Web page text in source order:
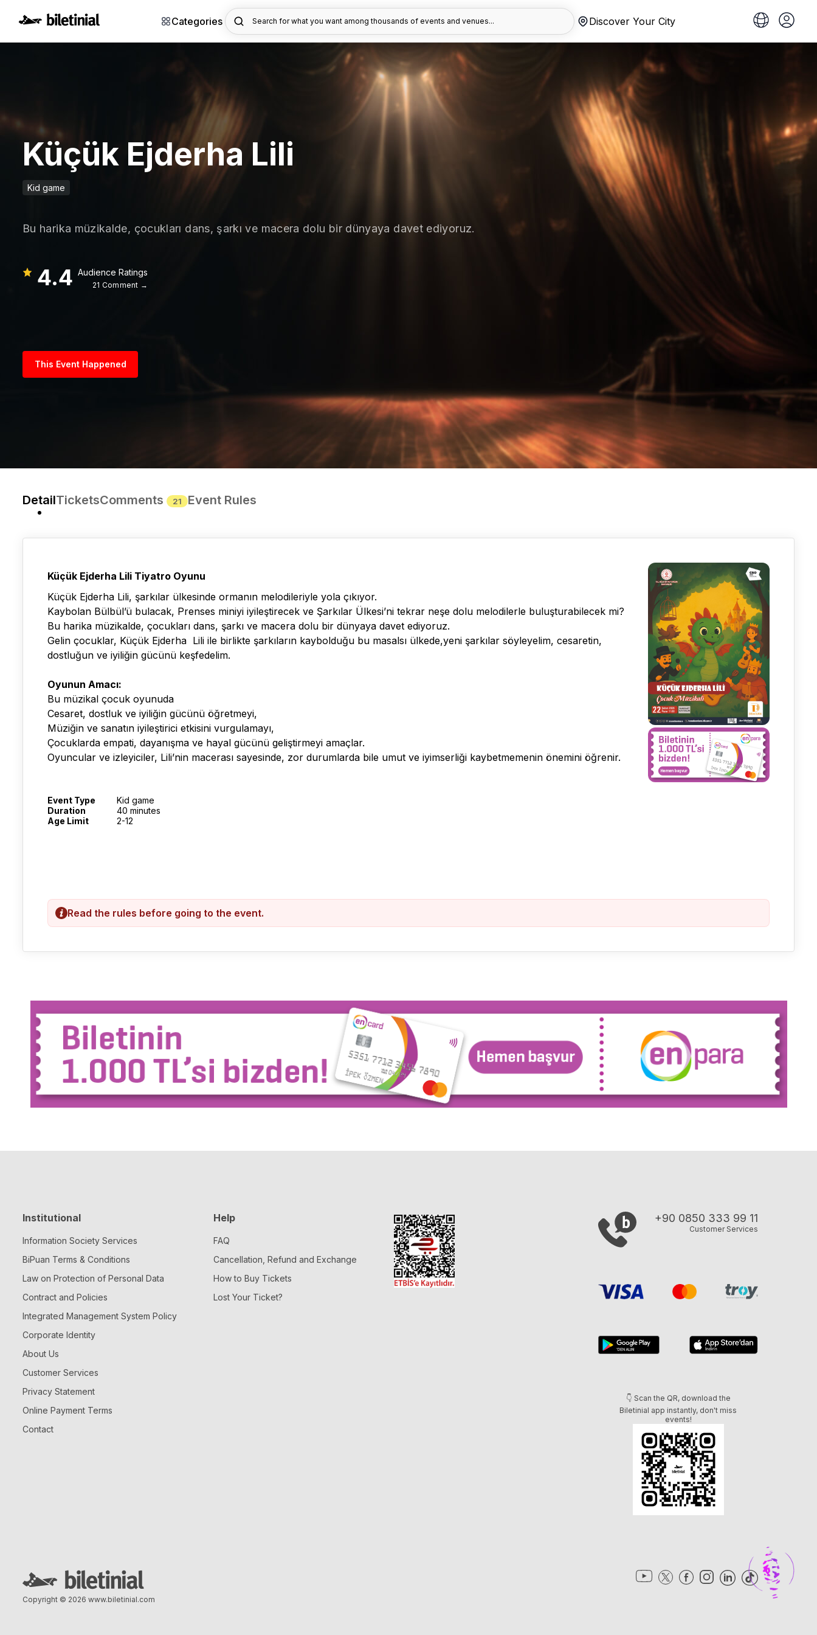
Categories Search for what you want among thousands of events and venues... Discover Your City
Küçük Ejderha Lili
Kid game
Bu harika müzikalde, çocukları dans, şarkı ve macera dolu bir dünyaya davet ediyoruz.
4.4 Audience Ratings
21 Comment →
This Event Happened
DetailTicketsComments 21 Event Rules
Küçük Ejderha Lili Tiyatro Oyunu
Küçük Ejderha Lili, şarkılar ülkesinde ormanın melodileriyle yola çıkıyor.
Kaybolan Bülbül’ü bulacak, Prenses miniyi iyileştirecek ve Şarkılar Ülkesi’ni tekrar neşe dolu melodilerle buluşturabilecek mi?
Bu harika müzikalde, çocukları dans, şarkı ve macera dolu bir dünyaya davet ediyoruz.
Gelin çocuklar, Küçük Ejderha Lili ile birlikte şarkıların kaybolduğu bu masalsı ülkede,yeni şarkılar söyleyelim, cesaretin,
dostluğun ve iyiliğin gücünü keşfedelim.
Oyunun Amacı:
Bu müzikal çocuk oyunuda
Cesaret, dostluk ve iyiliğin gücünü öğretmeyi,
Müziğin ve sanatın iyileştirici etkisini vurgulamayı,
Çocuklarda empati, dayanışma ve hayal gücünü geliştirmeyi amaçlar.
Oyuncular ve izleyiciler, Lili’nin macerası sayesinde, zor durumlarda bile umut ve iyimserliği kaybetmemenin önemini öğrenir.
Event Type
Kid game
Duration
40 minutes
Age Limit
2-12
Read the rules before going to the event.
Institutional
Information Society Services
BiPuan Terms & Conditions
Law on Protection of Personal Data
Contract and Policies
Integrated Management System Policy
Corporate Identity
About Us
Customer Services
Privacy Statement
Online Payment Terms
Contact
Help
FAQ
Cancellation, Refund and Exchange
How to Buy Tickets
Lost Your Ticket?
+90 0850 333 99 11
Customer Services
👇 Scan the QR, download the
Biletinial app instantly, don't miss
events!
Copyright © 2026 www.biletinial.com